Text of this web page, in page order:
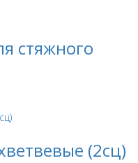
стяжного
(2сц)